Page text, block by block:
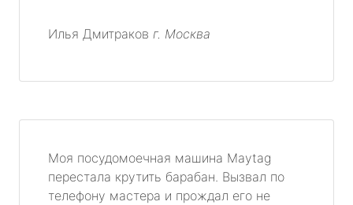
Илья Дмитраков г. Москва
Моя посудомоечная машина Maytag
перестала крутить барабан. Вызвал по
телефону мастера и прождал его не